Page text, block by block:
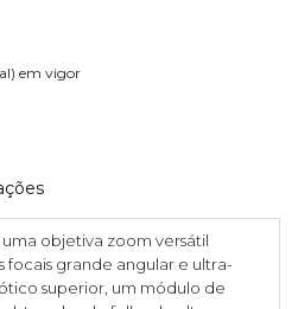
em vigor
uma objetiva zoom versátil
focais grande angular e ultra-
superior, um módulo de